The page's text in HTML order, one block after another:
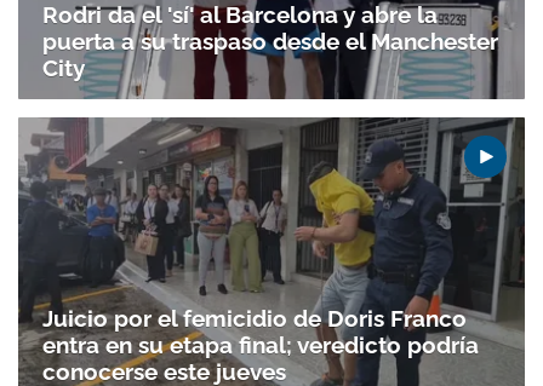
Rodri da el 'sí' al Barcelona y abre la
puerta a su traspaso desde el Manchester
City
Juicio por el femicidio de Doris Franco
entra en su etapa final; veredicto podría
conocerse este jueves